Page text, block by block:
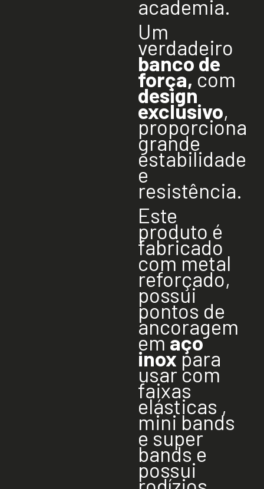
academia.
Um
verdadeiro
banco de
força, com
design
exclusivo,
proporciona
grande
estabilidade
e
resistência.
Este
produto é
fabricado
com metal
reforçado,
possui
pontos de
ancoragem
emaço
inoxpara
usar com
faixas
elásticas ,
mini bands
e super
bands e
possui